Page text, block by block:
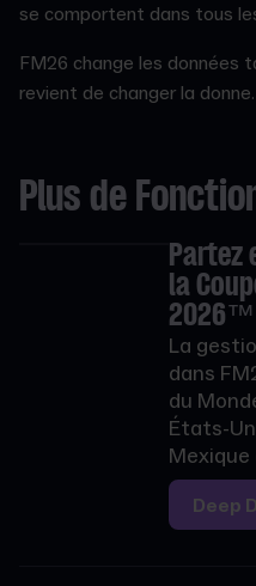
se comportent dans tous
FM26 change les données
revient de changer la donne.
Plus de
Partez
la
2026™
La
dans
du
États-
Deep